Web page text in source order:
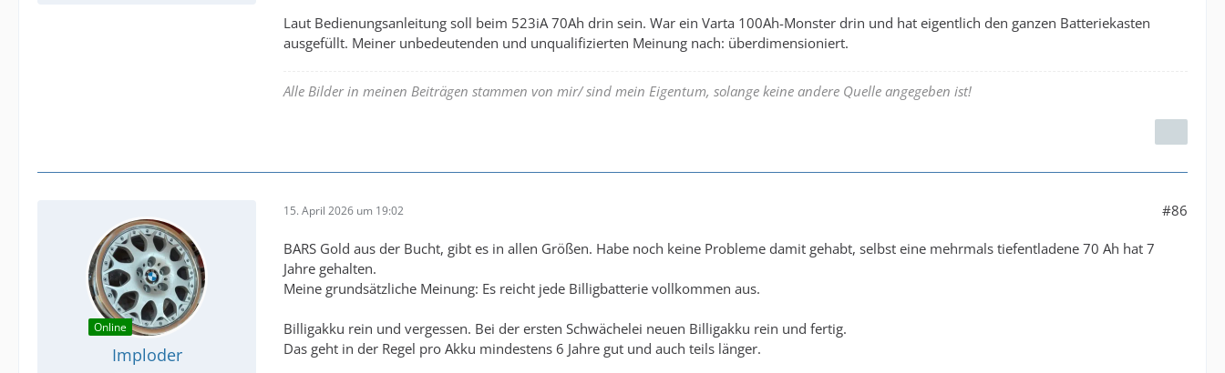
Laut Bedienungsanleitung soll beim 523iA 70Ah drin sein. War ein Varta 100Ah-Monster drin und hat eigentlich den ganzen Batteriekasten
ausgefüllt. Meiner unbedeutenden und unqualifizierten Meinung nach: überdimensioniert.
Alle Bilder in meinen Beiträgen stammen von mir/ sind mein Eigentum, solange keine andere Quelle angegeben ist!
Online
Imploder
15. April 2026 um 19:02 #86
BARS Gold aus der Bucht, gibt es in allen Größen. Habe noch keine Probleme damit gehabt, selbst eine mehrmals tiefentladene 70 Ah hat 7
Jahre gehalten.
Meine grundsätzliche Meinung: Es reicht jede Billigbatterie vollkommen aus.
Billigakku rein und vergessen. Bei der ersten Schwächelei neuen Billigakku rein und fertig.
Das geht in der Regel pro Akku mindestens 6 Jahre gut und auch teils länger.